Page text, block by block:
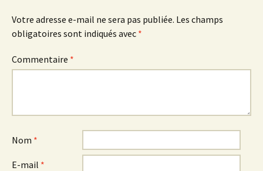
Votre adresse e-mail ne sera pas publiée. Les champs
obligatoires sont indiqués avec *
Commentaire *
Nom *
E-mail *